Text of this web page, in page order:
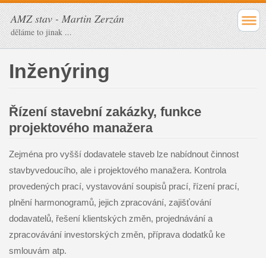
AMZ stav - Martin Zerzán
děláme to jinak ...
Inženýring
Řízení stavební zakázky, funkce
projektového manažera
Zejména pro vyšší dodavatele staveb lze nabídnout činnost
stavbyvedoucího, ale i projektového manažera. Kontrola
provedených prací, vystavování soupisů prací, řízení prací,
plnění harmonogramů, jejich zpracování, zajišťování
dodavatelů, řešení klientských změn, projednávání a
zpracovávání investorských změn, příprava dodatků ke
smlouvám atp.